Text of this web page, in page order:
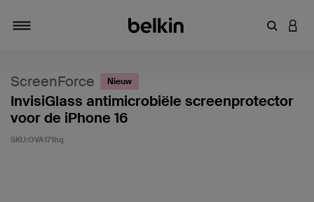
ScreenForce Nieuw
InvisiGlass antimicrobiële screenprotector
voor de iPhone 16
SKU:OVA171hq